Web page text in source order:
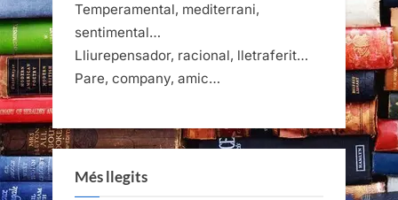
Temperamental, mediterrani,
sentimental…
Lliurepensador, racional, lletraferit…
Pare, company, amic…
Més llegits